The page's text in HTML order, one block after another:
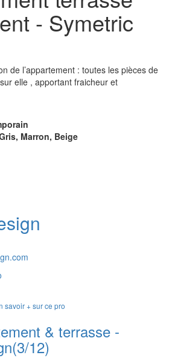
- Symetric
de l’appartement : toutes les pièces de
elle , apportant fraicheur et
Marron, Beige
savoir + sur ce pro
& terrasse -
(3/12)